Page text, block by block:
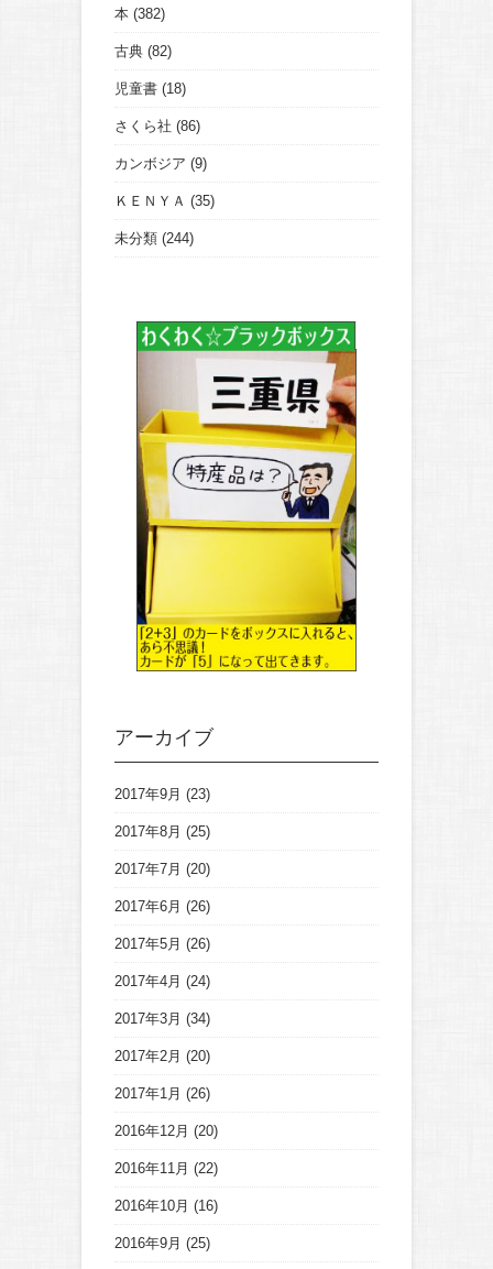
本 (382)
古典 (82)
児童書 (18)
さくら社 (86)
カンボジア (9)
ＫＥＮＹＡ (35)
未分類 (244)
アーカイブ
2017年9月 (23)
2017年8月 (25)
2017年7月 (20)
2017年6月 (26)
2017年5月 (26)
2017年4月 (24)
2017年3月 (34)
2017年2月 (20)
2017年1月 (26)
2016年12月 (20)
2016年11月 (22)
2016年10月 (16)
2016年9月 (25)